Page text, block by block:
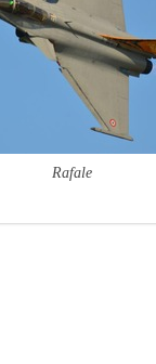
Rafale